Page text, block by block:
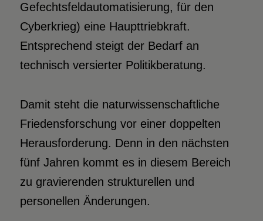
Gefechtsfeldautomatisierung, für den
Cyberkrieg) eine Haupttriebkraft.
Entsprechend steigt der Bedarf an
technisch versierter Politikberatung.
Damit steht die naturwissenschaftliche
Friedensforschung vor einer doppelten
Herausforderung. Denn in den nächsten
fünf Jahren kommt es in diesem Bereich
zu gravierenden strukturellen und
personellen Änderungen.